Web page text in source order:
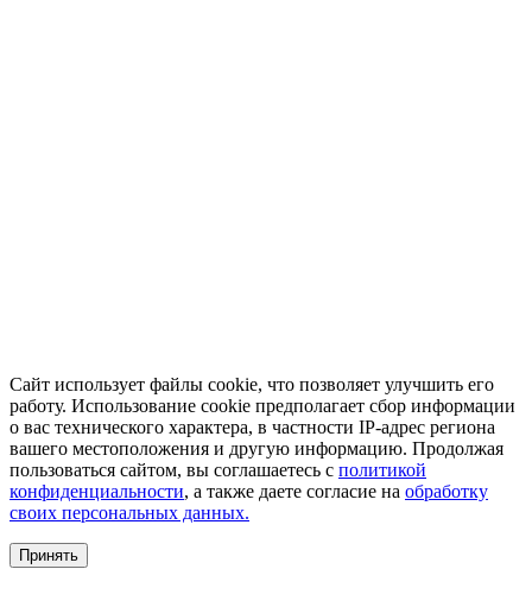
Сайт использует файлы cookie, что позволяет улучшить его
работу. Использование cookie предполагает сбор информации
о вас технического характера, в частности IP-адрес региона
вашего местоположения и другую информацию. Продолжая
пользоваться сайтом, вы соглашаетесь с политикой
конфиденциальности, а также даете согласие на обработку
своих персональных данных.
Принять